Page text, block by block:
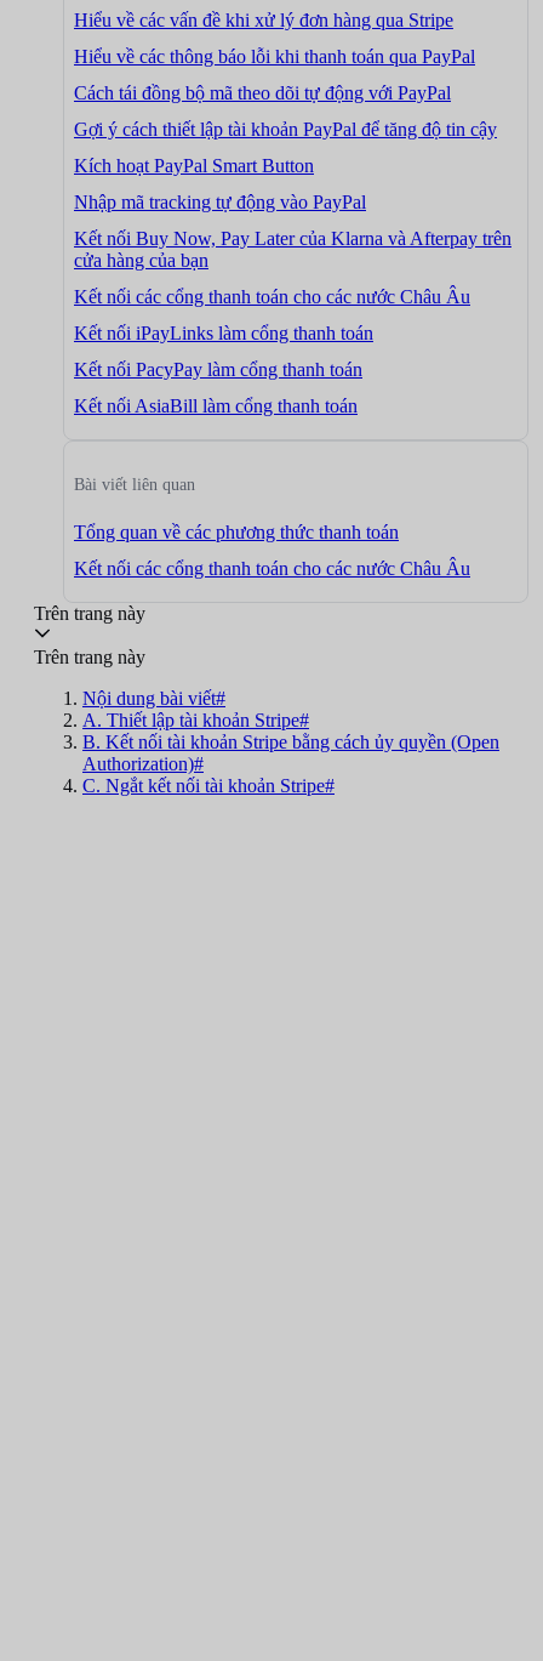
Hiểu về các vấn đề khi xử lý đơn hàng qua Stripe
Hiểu về các thông báo lỗi khi thanh toán qua PayPal
Cách tái đồng bộ mã theo dõi tự động với PayPal
Gợi ý cách thiết lập tài khoản PayPal để tăng độ tin cậy
Kích hoạt PayPal Smart Button
Nhập mã tracking tự động vào PayPal
Kết nối Buy Now, Pay Later của Klarna và Afterpay trên
cửa hàng của bạn
Kết nối các cổng thanh toán cho các nước Châu Âu
Kết nối iPayLinks làm cổng thanh toán
Kết nối PacyPay làm cổng thanh toán
Kết nối AsiaBill làm cổng thanh toán
Bài viết liên quan
Tổng quan về các phương thức thanh toán
Kết nối các cổng thanh toán cho các nước Châu Âu
Trên trang này
Trên trang này
Nội dung bài viết#
A. Thiết lập tài khoản Stripe#
B. Kết nối tài khoản Stripe bằng cách ủy quyền (Open
Authorization)#
C. Ngắt kết nối tài khoản Stripe#